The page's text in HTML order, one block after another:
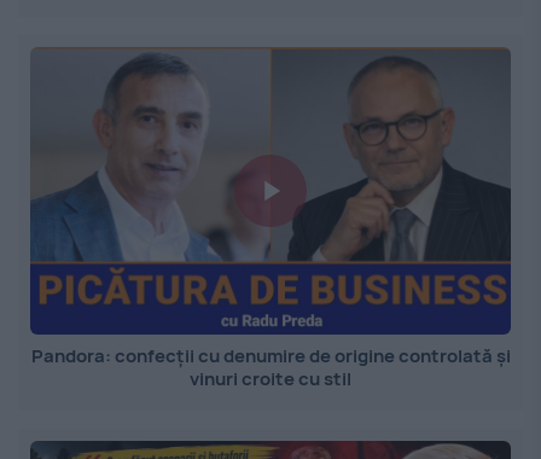
Pandora: confecții cu denumire de origine controlată și
vinuri croite cu stil